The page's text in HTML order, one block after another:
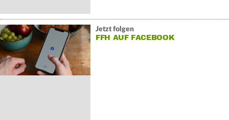
Jetzt folgen
FFH AUF FACEBOOK